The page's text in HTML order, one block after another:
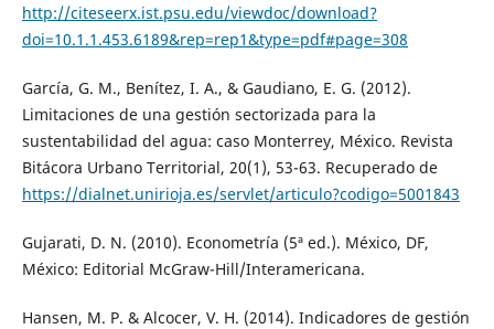
http://citeseerx.ist.psu.edu/viewdoc/download?
doi=10.1.1.453.6189&rep=rep1&type=pdf#page=308
García, G. M., Benítez, I. A., & Gaudiano, E. G. (2012).
Limitaciones de una gestión sectorizada para la
sustentabilidad del agua: caso Monterrey, México. Revista
Bitácora Urbano Territorial, 20(1), 53-63. Recuperado de
https://dialnet.unirioja.es/servlet/articulo?codigo=5001843
Gujarati, D. N. (2010). Econometría (5ª ed.). México, DF,
México: Editorial McGraw-Hill/Interamericana.
Hansen, M. P. & Alcocer, V. H. (2014). Indicadores de gestión